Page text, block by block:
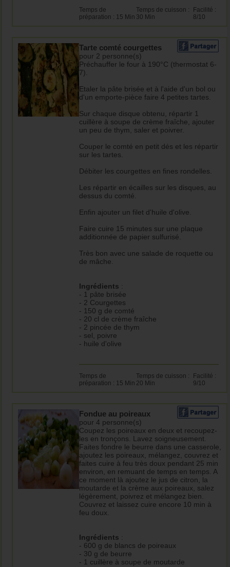
Temps de
préparation : 15 Min
Temps de cuisson :
30 Min
Facilité :
8/10
Tarte comté courgettes
pour 2 personne(s)
Préchauffer le four à 190°C (thermostat 6-
7).
Etaler la pâte brisée et à l'aide d'un bol ou
d'un emporte-pièce faire 4 petites tartes.
Sur chaque disque obtenu, répartir 1
cuillère à soupe de crème fraîche, ajouter
un peu de thym, saler et poivrer.
Couper le comté en petit dés et les répartir
sur les tartes.
Débiter les courgettes en fines rondelles.
Les répartir en écailles sur les disques, au
dessus du comté.
Enfin ajouter un filet d'huile d'olive.
Faire cuire 15 minutes sur une plaque
additionnée de papier sulfurisé.
Très bon avec une salade de roquette ou
de mâche.
Ingrédients :
- 1 pâte brisée
- 2 Courgettes
- 150 g de comté
- 20 cl de crème fraîche
- 2 pincée de thym
- sel, poivre
- huile d'olive
Temps de
préparation : 15 Min
Temps de cuisson :
20 Min
Facilité :
9/10
Fondue au poireaux
pour 4 personne(s)
Coupez les poireaux en deux et recoupez-
les en tronçons. Lavez soigneusement.
Faites fondre le beurre dans une casserole,
ajoutez les poireaux, mélangez, couvrez et
faites cuire à feu très doux pendant 25 min
environ, en remuant de temps en temps. A
ce moment là ajoutez le jus de citron, la
moutarde et la crème aux poireaux, salez
légèrement, poivrez et mélangez bien.
Couvrez et laissez cuire encore 10 min à
feu doux.
Ingrédients :
- 600 g de blancs de poireaux
- 30 g de beurre
- 1 cuillère à soupe de moutarde